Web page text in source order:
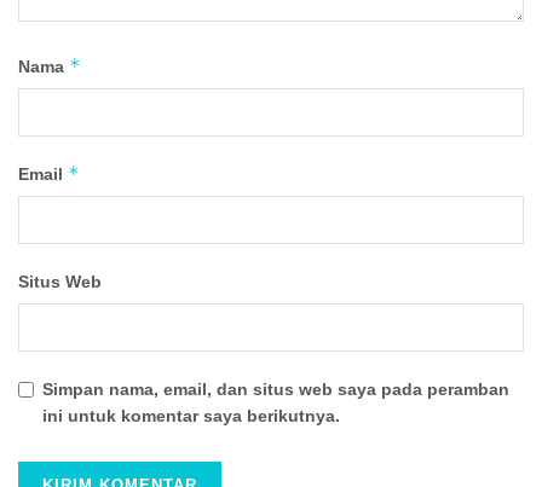
Nama *
Email *
Situs Web
Simpan nama, email, dan situs web saya pada peramban
ini untuk komentar saya berikutnya.